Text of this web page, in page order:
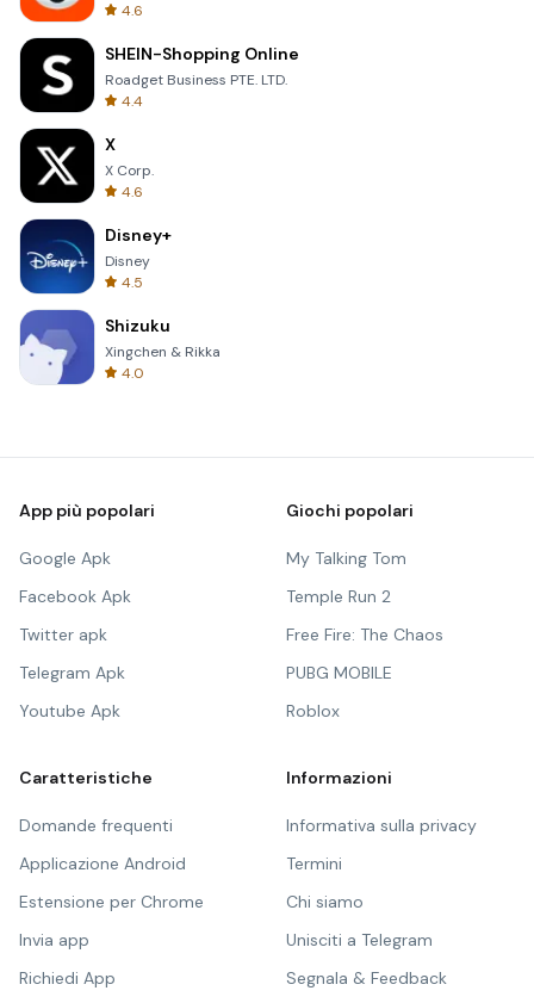
4.6
SHEIN-Shopping Online
Roadget Business PTE. LTD.
4.4
X
X Corp.
4.6
Disney+
Disney
4.5
Shizuku
Xingchen & Rikka
4.0
App più popolari
Google Apk
Facebook Apk
Twitter apk
Telegram Apk
Youtube Apk
Giochi popolari
My Talking Tom
Temple Run 2
Free Fire: The Chaos
PUBG MOBILE
Roblox
Caratteristiche
Domande frequenti
Applicazione Android
Estensione per Chrome
Invia app
Richiedi App
Informazioni
Informativa sulla privacy
Termini
Chi siamo
Unisciti a Telegram
Segnala & Feedback